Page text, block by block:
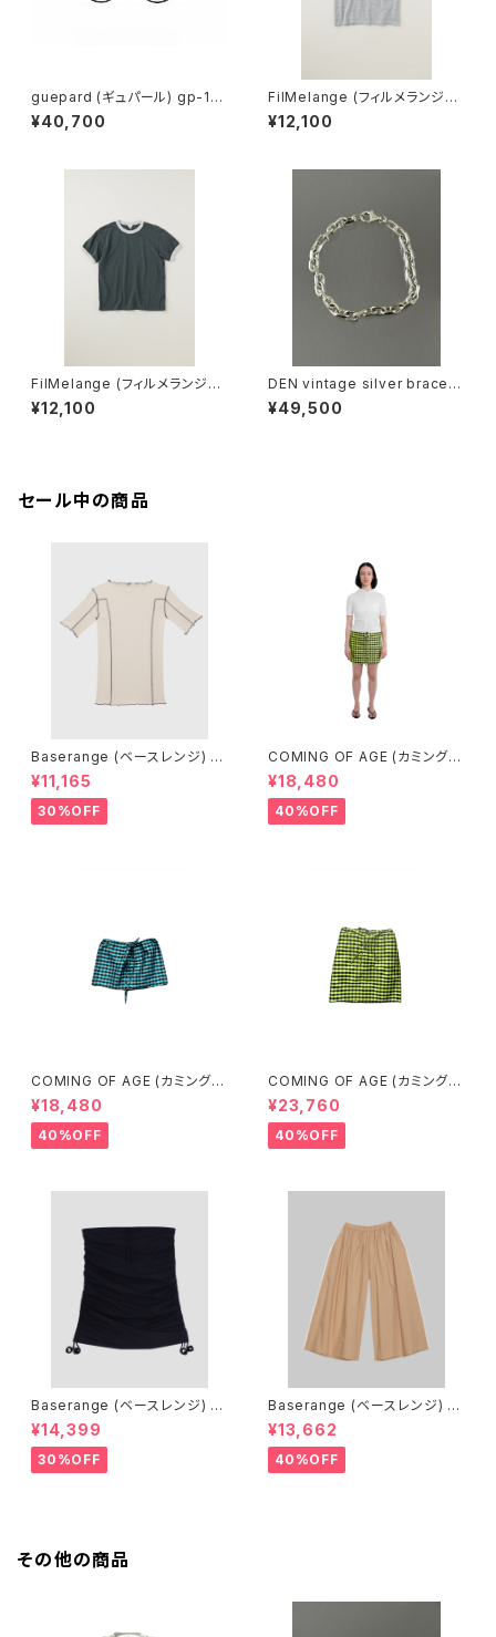
guepard (ギュパール) gp-11
noir cristal (clear lens) メガ
ネ
¥40,700
FilMelange (フィルメランジェ)
EMMA / エマ VINTAGE TENJ
IKU (champione melange)
¥12,100
FilMelange (フィルメランジェ)
EMMA / エマ VINTAGE TENJ
IKU (charcoal khaki)
¥12,100
DEN vintage silver bracele
t
¥49,500
セール中の商品
Baserange (ベースレンジ) O
MATO 3/4 TEE SHIRT (DYL
AN BEIGE)
¥11,165
30%OFF
COMING OF AGE (カミングオ
ブエイジ) DRAWSTRING MIN
I SKIRT (GINGHAM LIME/BL
ACK）
¥18,480
40%OFF
COMING OF AGE (カミングオ
ブエイジ) DRAWSTRING MIN
I SKIRT（GINGHAM TURQU
OISE/BROWN）
¥18,480
40%OFF
COMING OF AGE (カミングオ
ブエイジ) DRAWSTRING MID
I SKIRT（GINGHAM LIME/BL
ACK）
¥23,760
40%OFF
Baserange (ベースレンジ) PI
CTORIAL SKIRT (BLACK)
¥14,399
30%OFF
Baserange (ベースレンジ) C
ABLE PANTS (MARBLE BRO
WN)
¥13,662
40%OFF
その他の商品